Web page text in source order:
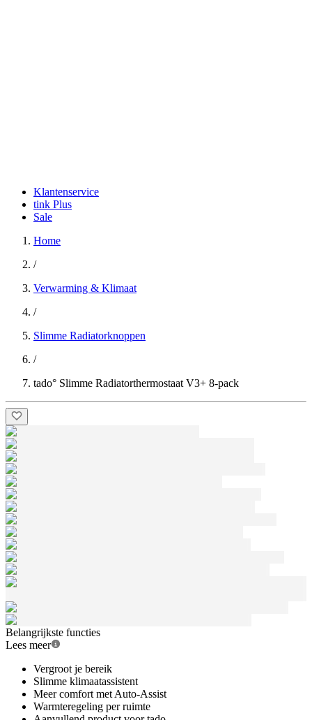
Klantenservice
tink Plus
Sale
Home
/
Verwarming & Klimaat
/
Slimme Radiatorknoppen
/
tado° Slimme Radiatorthermostaat V3+ 8-pack
Belangrijkste functies
Lees meer
Vergroot je bereik
Slimme klimaatassistent
Meer comfort met Auto-Assist
Warmteregeling per ruimte